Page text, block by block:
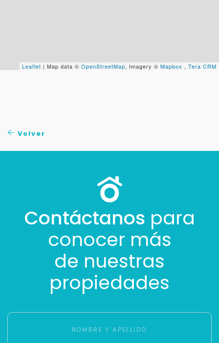
Leaflet | Map data © OpenStreetMap, Imagery © Mapbox , Tera CRM
Volver
Contáctanos para
conocer más
de nuestras
propiedades
No compartimos tu información ni enviamos spam.
Buscamos darte la mejor experiencia.
Con estos datos podemos responderte mejor y